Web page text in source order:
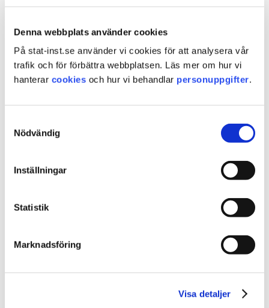
Denna webbplats använder cookies
På stat-inst.se använder vi cookies för att analysera vår
trafik och för förbättra webbplatsen. Läs mer om hur vi
hanterar cookies och hur vi behandlar personuppgifter.
Nödvändig
Inställningar
Statistik
Marknadsföring
Visa detaljer
2017: Kärlek, lycka, svek, tårar
2016: Jag hoppas att jag kommer hem snart
2015: Jag älskar dig ändå
2014: Det började med lite småskit hemma
2013: 62 dagar senare...
2011: Ängel
2010: Att vara jag i en Volvo